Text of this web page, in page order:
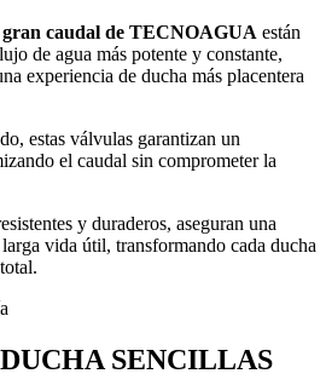
gran caudal de TECNOAGUA están
de agua más potente y constante,
experiencia de ducha más placentera
estas válvulas garantizan un
el caudal sin comprometer la
y duraderos, aseguran una
vida útil, transformando cada ducha
SENCILLAS